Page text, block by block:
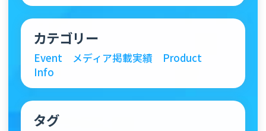
カテゴリー
Event メディア掲載実績
Product
Info
タグ